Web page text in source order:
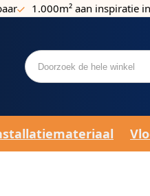
1.000m² aan inspiratie